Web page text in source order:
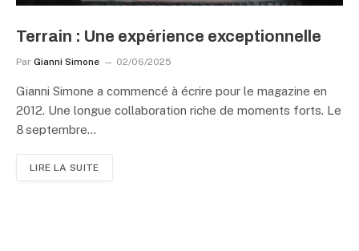
Terrain : Une expérience exceptionnelle
Par Gianni Simone 02/06/2025
Gianni Simone a commencé à écrire pour le magazine en
2012. Une longue collaboration riche de moments forts. Le
8 septembre…
LIRE LA SUITE